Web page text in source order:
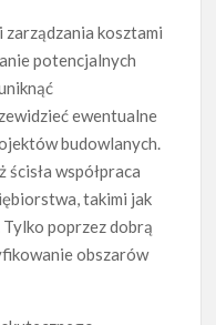
kosztami
potencjalnych
ewentualne
budowlanych.
współpraca
takimi jak
poprzez dobrą
obszarów